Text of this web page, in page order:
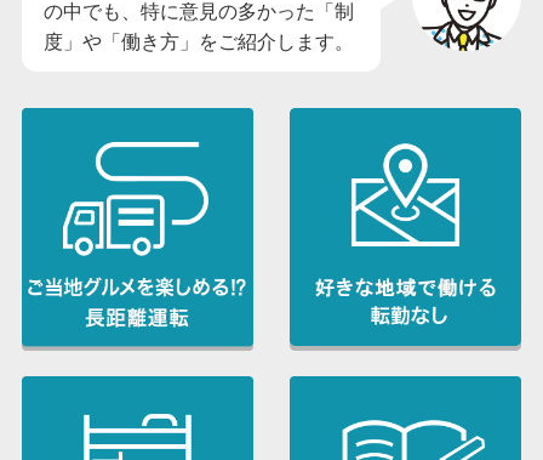
の中でも、特に意見の多かった「制
度」や「働き方」をご紹介します。